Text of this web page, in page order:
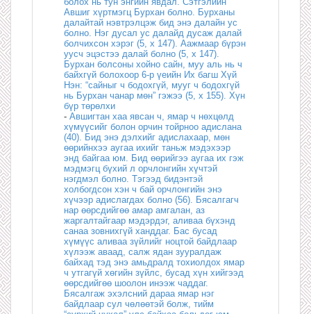
Авшиг хүртмэгц Бурхан болно. Бурханы
далайтай нэвтрэлцэж бид энэ далайн ус
болно. Нэг дусал ус далайд дусаж далай
болчихсон хэрэг (5, x 147). Аажмаар бүрэн
уусч эцэстээ далай болно (5, x 147).
Бурхан болсоны хойно сайн, муу аль нь ч
байхгүй болохоор 6-р үеийн Их багш Хүй
Нэн: “сайныг ч бодохгүй, мууг ч бодохгүй
нь Бурхан чанар мөн” гэжээ (5, x 155). Хүн
бүр төрөлхи
- Авшигтан хаа явсан ч, ямар ч нөхцөлд
хүмүүсийг болон орчин тойрноо адислана
(40). Бид энэ дэлхийг адислахаар, мөн
өөрийнхээ аугаа ихийг таньж мэдэхээр
энд байгаа юм. Бид өөрийгээ аугаа их гэж
мэдмэгц бүхий л орчлонгийн хүчтэй
нэгдмэл болно. Тэгээд бидэнтэй
холбогдсон хэн ч бай орчлонгийн энэ
хүчээр адислагдах болно (56). Бясалгагч
нар өөрсдийгөө амар амгалан, аз
жаргалтайгаар мэдэрдэг, аливаа бүхэнд
санаа зовнихгүй ханддаг. Бас бусад
хүмүүс аливаа зүйлийг ноцтой байдлаар
хүлээж аваад, салж ядан зууралдаж
байхад тэд энэ амьдралд тохиолдох ямар
ч утгагүй хөгийн зүйлс, бусад хүн хийгээд
өөрсдийгөө шоолон инээж чаддаг.
Бясалгаж эхэлсний дараа ямар нэг
байдлаар сул чөлөөтэй болж, тийм